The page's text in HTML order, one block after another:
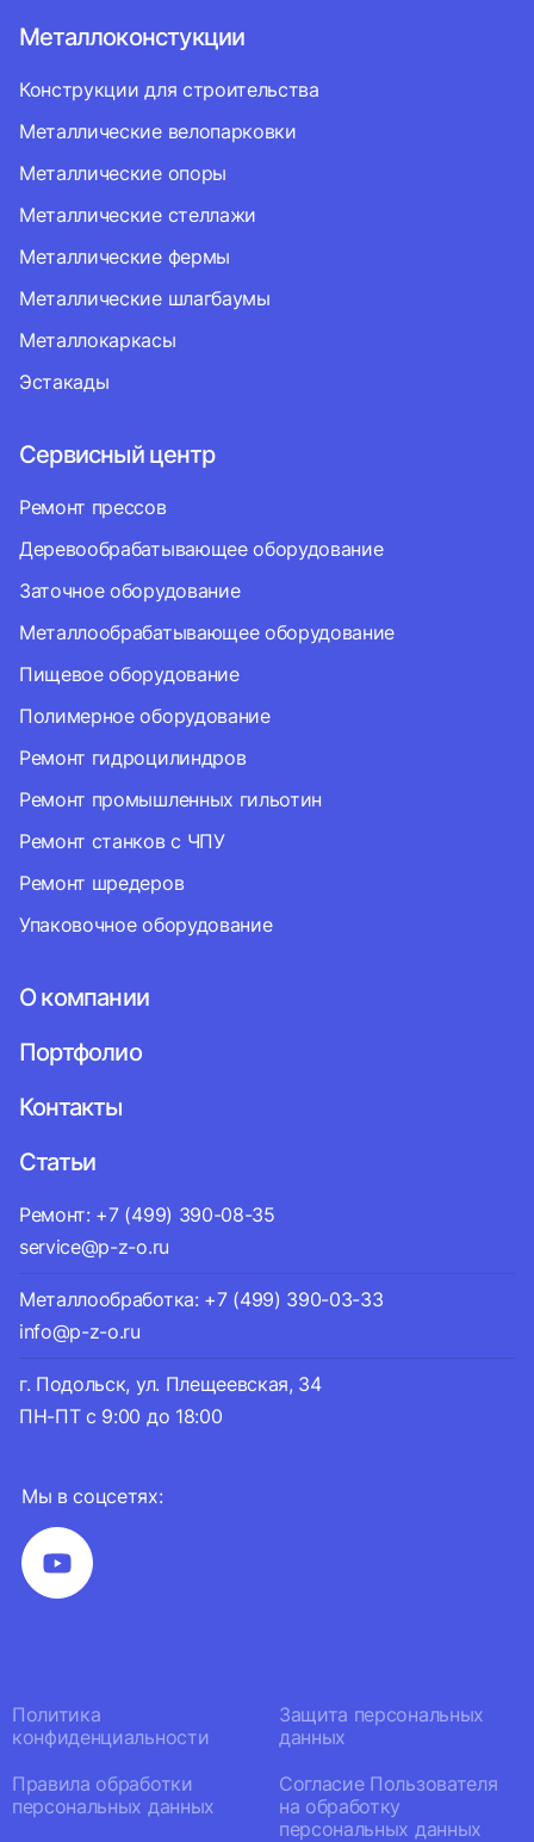
Мы в соцсетях:
Металлоконстукции
Конструкции для строительства
Металлические велопарковки
Металлические опоры
Металлические стеллажи
Металлические фермы
Металлические шлагбаумы
Металлокаркасы
Эстакады
Сервисный центр
Ремонт прессов
Деревообрабатывающее оборудование
Заточное оборудование
Металлообрабатывающее оборудование
Пищевое оборудование
Полимерное оборудование
Ремонт гидроцилиндров
Ремонт промышленных гильотин
Ремонт станков с ЧПУ
Ремонт шредеров
Упаковочное оборудование
О компании
Портфолио
Контакты
Статьи
Ремонт: +7 (499) 390-08-35
service@p-z-o.ru
Металлообработка: +7 (499) 390-03-33
info@p-z-o.ru
г. Подольск, ул. Плещеевская, 34
ПН-ПТ с 9:00 до 18:00
Политика
конфиденциальности
Защита персональных
данных
Правила обработки
персональных данных
Согласие Пользователя
на обработку
персональных данных